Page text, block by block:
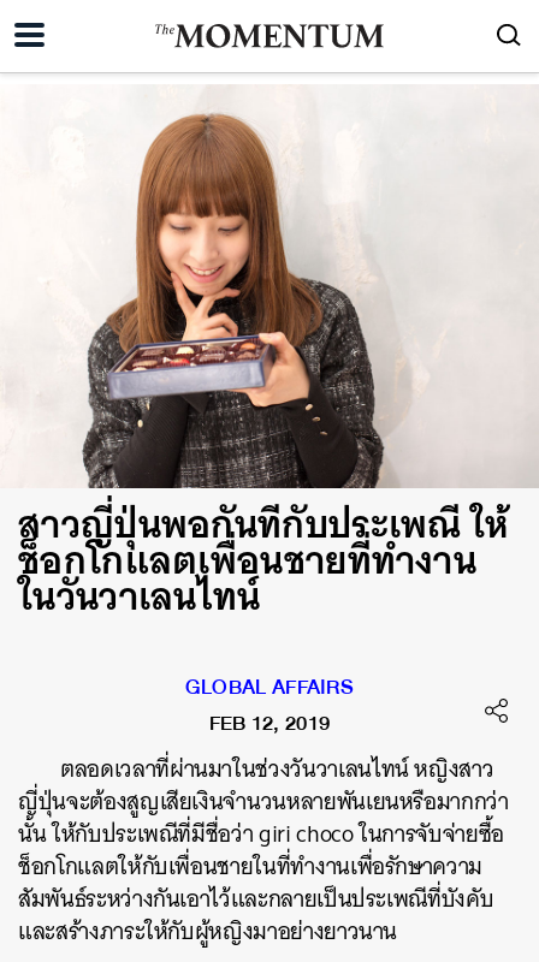
สาวญี่ปุ่นพอกันทีกับประเพณี ให้
ช็อกโกแลตเพื่อนชายที่ทำงาน
ในวันวาเลนไทน์
GLOBAL AFFAIRS
FEB 12, 2019
ตลอดเวลาที่ผ่านมาในช่วงวันวาเลนไทน์ หญิงสาว
ญี่ปุ่นจะต้องสูญเสียเงินจำนวนหลายพันเยนหรือมากกว่า
นั้น ให้กับประเพณีที่มีชื่อว่า giri choco ในการจับจ่ายซื้อ
ช็อกโกแลตให้กับเพื่อนชายในที่ทำงานเพื่อรักษาความ
สัมพันธ์ระหว่างกันเอาไว้และกลายเป็นประเพณีที่บังคับ
และสร้างภาระให้กับผู้หญิงมาอย่างยาวนาน